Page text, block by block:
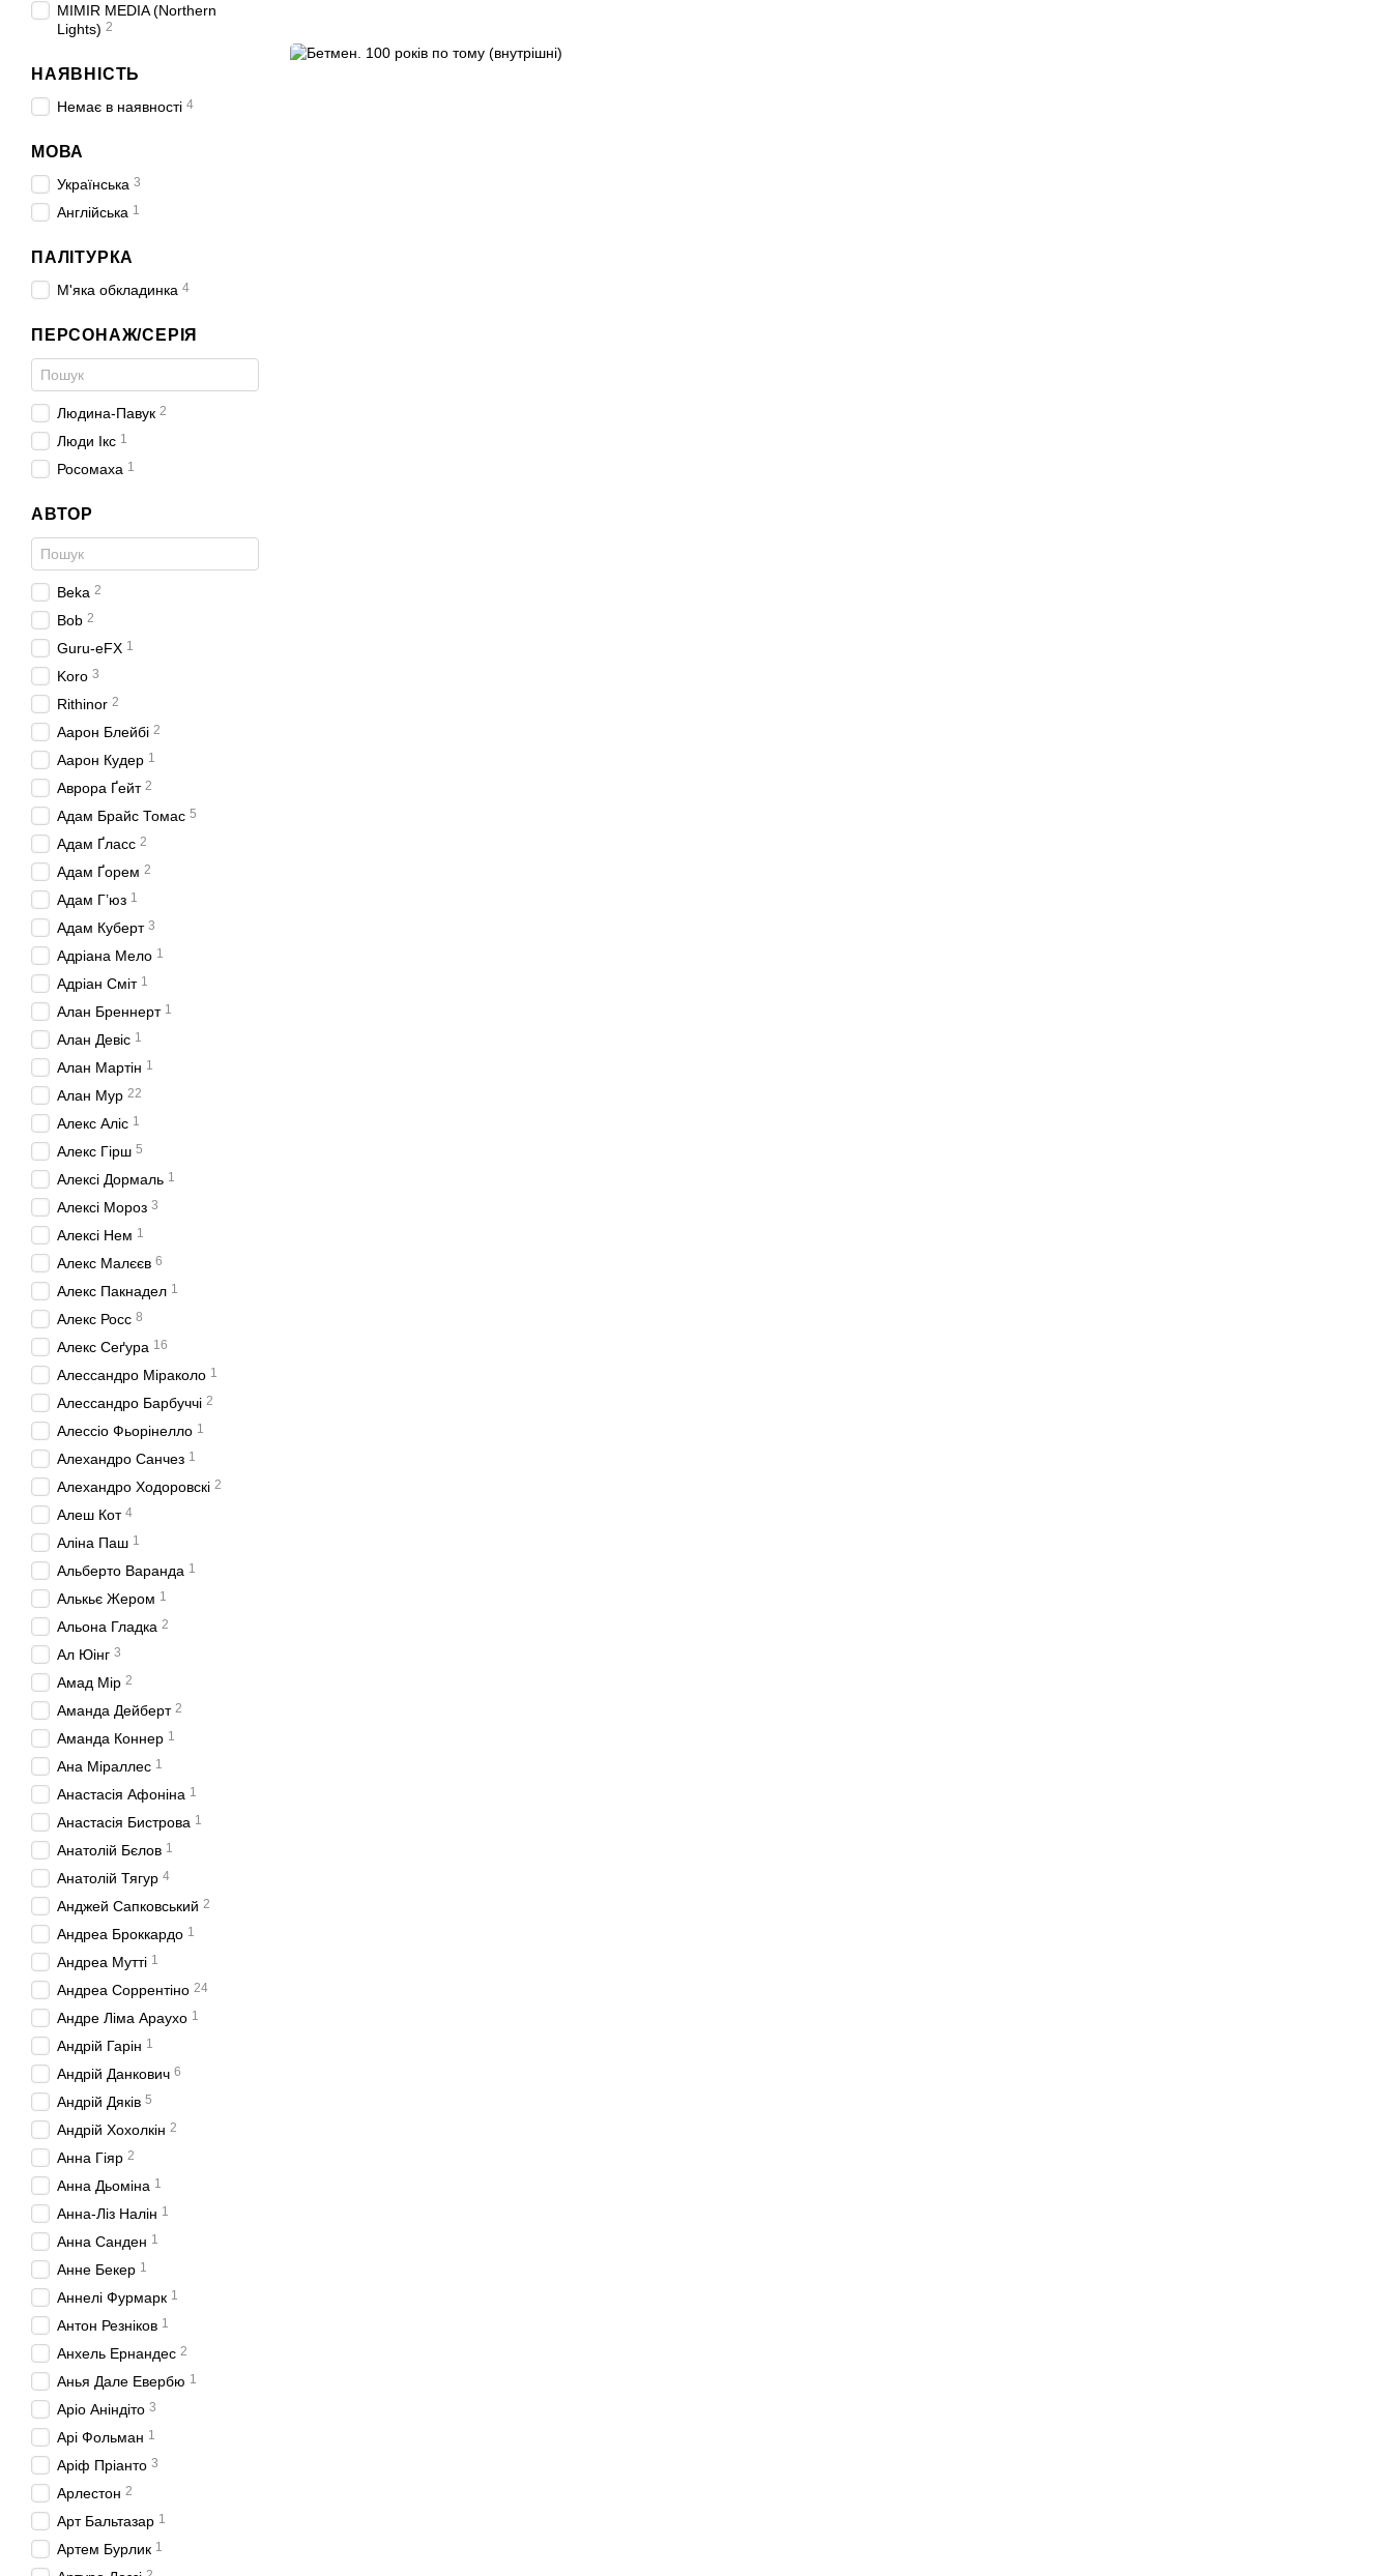
MIMIR MEDIA (Northern
Lights) 2
НАЯВНІСТЬ
Немає в наявності 4
МОВА
Українська 3
Англійська 1
ПАЛІТУРКА
М'яка обкладинка 4
ПЕРСОНАЖ/СЕРІЯ
Людина-Павук 2
Люди Ікс 1
Росомаха 1
АВТОР
Beka 2
Bob 2
Guru-eFX 1
Koro 3
Rithinor 2
Аарон Блейбі 2
Аарон Кудер 1
Аврора Ґейт 2
Адам Брайс Томас 5
Адам Ґласс 2
Адам Ґорем 2
Адам Г’юз 1
Адам Куберт 3
Адріана Мело 1
Адріан Сміт 1
Алан Бреннерт 1
Алан Девіс 1
Алан Мартін 1
Алан Мур 22
Алекс Аліс 1
Алекс Гірш 5
Алексі Дормаль 1
Алексі Мороз 3
Алексі Нем 1
Алекс Малєєв 6
Алекс Пакнадел 1
Алекс Росс 8
Алекс Сеґура 16
Алессандро Miрaкoлo 1
Алессандро Барбуччі 2
Алессіо Фьорінелло 1
Алехандро Санчез 1
Алехандро Ходоровскі 2
Алеш Кот 4
Аліна Паш 1
Альберто Варанда 1
Алькьє Жером 1
Альона Гладка 2
Ал Юінг 3
Амад Мір 2
Аманда Дейберт 2
Аманда Коннер 1
Ана Міраллес 1
Анастасія Афоніна 1
Анастасія Бистрова 1
Анатолій Бєлов 1
Анатолій Тягур 4
Анджей Сапковський 2
Андреа Броккардо 1
Андреа Мутті 1
Андреа Соррентіно 24
Андре Ліма Араухо 1
Андрій Гарін 1
Андрій Данкович 6
Андрій Дяків 5
Андрій Хохолкін 2
Анна Гіяр 2
Анна Дьоміна 1
Анна-Ліз Налін 1
Анна Санден 1
Анне Бекер 1
Аннелі Фурмарк 1
Антон Резніков 1
Анхель Ернандес 2
Анья Дале Евербю 1
Аріо Аніндіто 3
Арі Фольман 1
Аріф Пріанто 3
Арлестон 2
Арт Бальтазар 1
Артем Бурлик 1